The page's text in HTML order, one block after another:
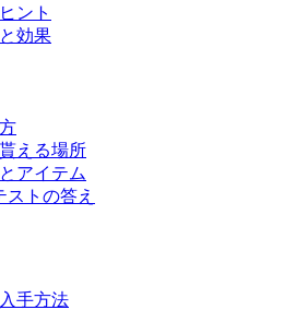
ント
効果
える場所
アイテム
トの答え
手方法